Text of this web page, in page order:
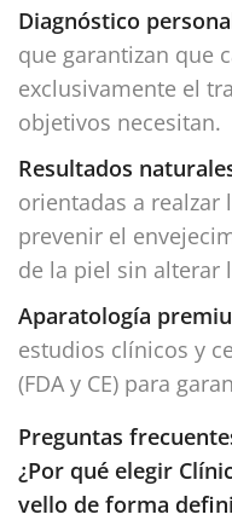
Diagnóstico
que garantizan que
exclusivamente el
objetivos necesitan.
Resultados
orientadas a realzar
prevenir el
de la piel sin alterar
Aparatología
estudios clínicos y
(FDA y CE) para
Preguntas
¿Por qué elegir
vello de forma